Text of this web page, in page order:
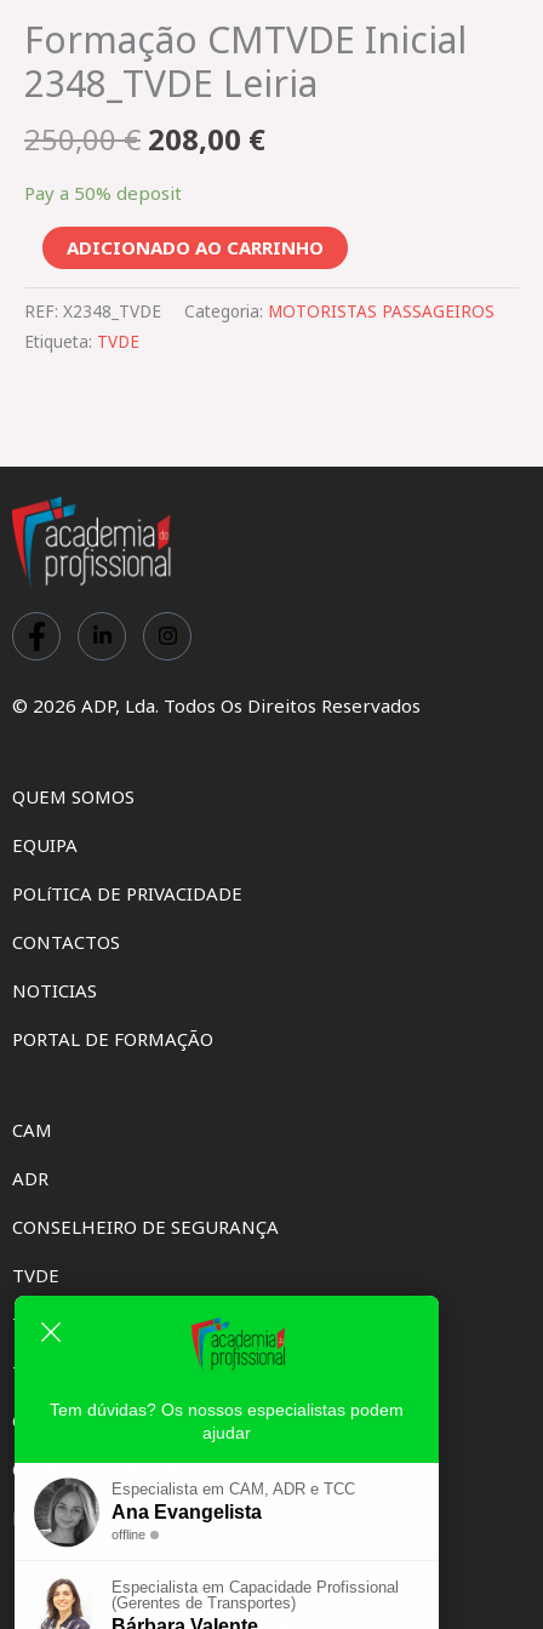
Formação CMTVDE Inicial
2348_TVDE Leiria
250,00€ 208,00 €
Pay a 50% deposit
ADICIONADO AO CARRINHO
REF: X2348_TVDE Categoria: MOTORISTAS PASSAGEIROS
Etiqueta: TVDE
© 2026 ADP, Lda. Todos Os Direitos Reservados
QUEM SOMOS
EQUIPA
POLíTICA DE PRIVACIDADE
CONTACTOS
NOTICIAS
PORTAL DE FORMAÇÃO
CAM
ADR
CONSELHEIRO DE SEGURANÇA
TVDE
TAXI
TCC
CAPACIDADE PROFISSIONAL
CURSOS E-LEARNING
EXAME PSICOTÉCNICO
Tem dúvidas? Os nossos especialistas podem
ajudar
Especialista em CAM, ADR e TCC
Ana Evangelista
offline
Especialista em Capacidade Profissional
(Gerentes de Transportes)